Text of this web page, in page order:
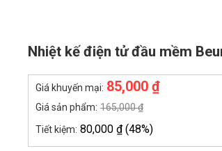
Nhiệt kế điện tử đầu mềm
Giá khuyến mại: 85,000₫
Giá sản phẩm: 165,000₫
Tiết kiệm: 80,000₫(48%)